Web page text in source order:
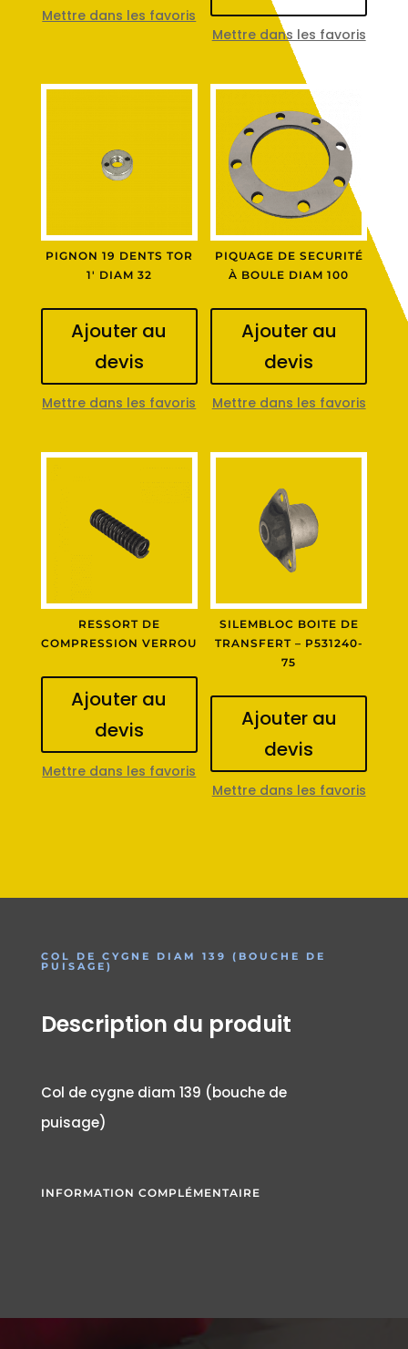
Mettre dans les favoris
Mettre dans les favoris
PIGNON 19 DENTS TOR
1′ DIAM 32
Ajouter au
devis
Mettre dans les favoris
PIQUAGE DE SECURITÉ
À BOULE DIAM 100
Ajouter au
devis
Mettre dans les favoris
RESSORT DE
COMPRESSION VERROU
Ajouter au
devis
Mettre dans les favoris
SILEMBLOC BOITE DE
TRANSFERT – P531240-
75
Ajouter au
devis
Mettre dans les favoris
COL DE CYGNE DIAM 139 (BOUCHE DE
PUISAGE)
Description du produit
Col de cygne diam 139 (bouche de
puisage)
INFORMATION COMPLÉMENTAIRE